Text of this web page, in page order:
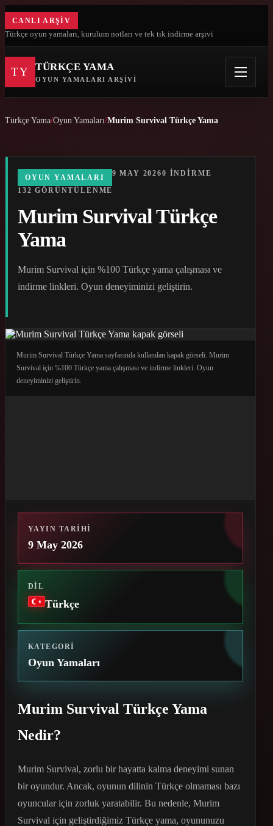
CANLI ARŞIV
Türkçe oyun yamaları, kurulum notları ve tek tık indirme arşivi
TY TÜRKÇE YAMA
OYUN YAMALARI ARŞIVI
Türkçe Yama Oyun Yamaları Murim Survival Türkçe Yama
OYUN YAMALARI 9 MAY 20260 INDIRME
132 GÖRÜNTÜLENME
Murim Survival Türkçe
Yama
Murim Survival için %100 Türkçe yama çalışması ve
indirme linkleri. Oyun deneyiminizi geliştirin.
Murim Survival Türkçe Yama sayfasında kullanılan kapak görseli. Murim
Survival için %100 Türkçe yama çalışması ve indirme linkleri. Oyun
deneyiminizi geliştirin.
YAYIN TARIHI
9 May 2026
DIL
Türkçe
KATEGORI
Oyun Yamaları
Murim Survival Türkçe Yama
Nedir?
Murim Survival, zorlu bir hayatta kalma deneyimi sunan
bir oyundur. Ancak, oyunun dilinin Türkçe olmaması bazı
oyuncular için zorluk yaratabilir. Bu nedenle, Murim
Survival için geliştirdiğimiz Türkçe yama, oyununuzu